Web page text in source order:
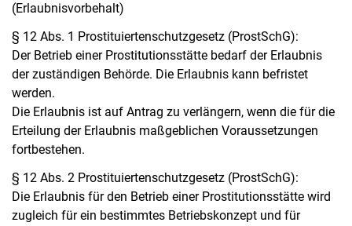
(Erlaubnisvorbehalt)
§ 12 Abs. 1 Prostituiertenschutzgesetz (ProstSchG):
Der Betrieb einer Prostitutionsstätte bedarf der Erlaubnis
der zuständigen Behörde. Die Erlaubnis kann befristet
werden.
Die Erlaubnis ist auf Antrag zu verlängern, wenn die für die
Erteilung der Erlaubnis maßgeblichen Voraussetzungen
fortbestehen.
§ 12 Abs. 2 Prostituiertenschutzgesetz (ProstSchG):
Die Erlaubnis für den Betrieb einer Prostitutionsstätte wird
zugleich für ein bestimmtes Betriebskonzept und für